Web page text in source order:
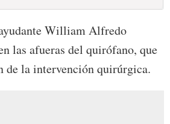
William Alfredo
las afueras del quirófano, que
de la intervención quirúrgica.